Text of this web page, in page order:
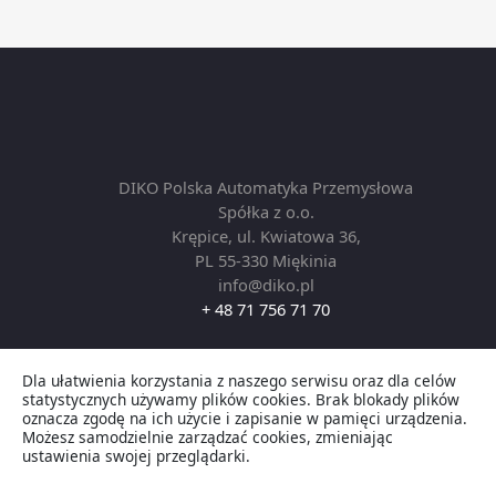
DIKO Polska Automatyka Przemysłowa
Spółka z o.o.
Krępice, ul. Kwiatowa 36,
PL 55-330 Miękinia
info@diko.pl
+ 48 71 756 71 70
Copyright © 2026 DIKO Automation by Robotics. All
rights reserved.
Dla ułatwienia korzystania z naszego serwisu oraz dla celów
statystycznych używamy plików cookies. Brak blokady plików
oznacza zgodę na ich użycie i zapisanie w pamięci urządzenia.
Możesz samodzielnie zarządzać cookies, zmieniając
ustawienia swojej przeglądarki.